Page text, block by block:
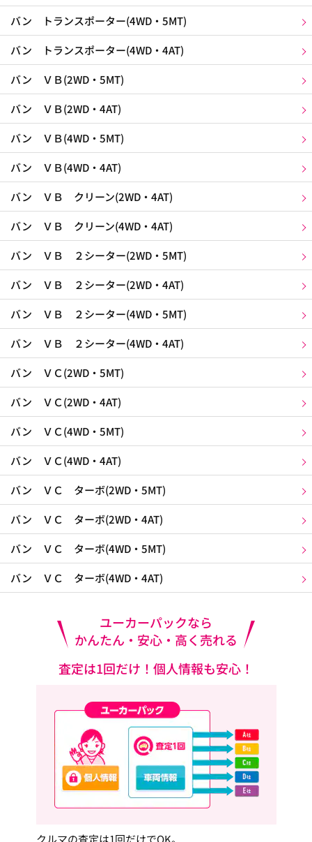
バン トランスポーター(4WD・5MT)
バン トランスポーター(4WD・4AT)
バン ＶＢ(2WD・5MT)
バン ＶＢ(2WD・4AT)
バン ＶＢ(4WD・5MT)
バン ＶＢ(4WD・4AT)
バン ＶＢ クリーン(2WD・4AT)
バン ＶＢ クリーン(4WD・4AT)
バン ＶＢ ２シーター(2WD・5MT)
バン ＶＢ ２シーター(2WD・4AT)
バン ＶＢ ２シーター(4WD・5MT)
バン ＶＢ ２シーター(4WD・4AT)
バン ＶＣ(2WD・5MT)
バン ＶＣ(2WD・4AT)
バン ＶＣ(4WD・5MT)
バン ＶＣ(4WD・4AT)
バン ＶＣ ターボ(2WD・5MT)
バン ＶＣ ターボ(2WD・4AT)
バン ＶＣ ターボ(4WD・5MT)
バン ＶＣ ターボ(4WD・4AT)
ユーカーパックなら
かんたん・安心・高く売れる
査定は1回だけ！個人情報も安心！
クルマの査定は1回だけでOK。